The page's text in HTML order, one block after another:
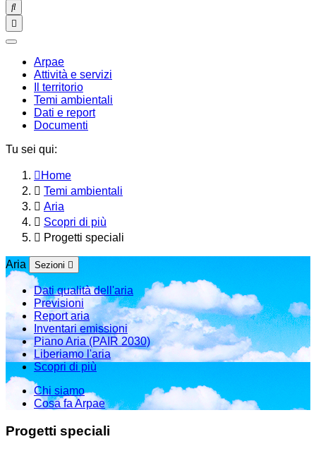
SEARCH
Toggle
navigation
chiudi
Arpae
Attività e servizi
Il territorio
Temi ambientali
Dati e report
Documenti
Tu sei qui:
Home
Temi ambientali
Aria
Scopri di più
Progetti speciali
Aria Sezioni
Dati qualità dell'aria
Previsioni
Report aria
Inventari emissioni
Piano Aria (PAIR 2030)
Liberiamo l'aria
Scopri di più
Chi siamo
Cosa fa Arpae
Progetti speciali